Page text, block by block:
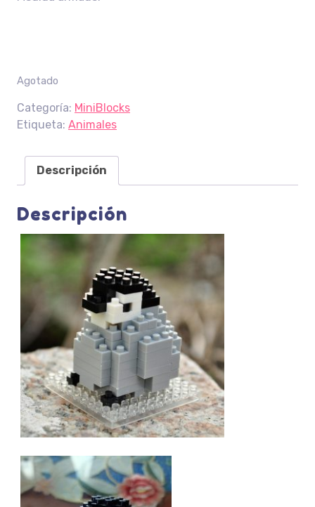
Agotado
Categoría: MiniBlocks
Etiqueta: Animales
Descripción
Descripción